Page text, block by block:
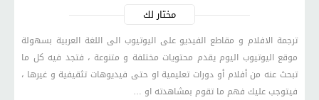
مختار لك
ترجمة الافلام و مقاطع الفيديو على اليوتيوب الى اللغة العربية بسهولة
موقع اليوتيوب اليوم يقدم محتويات مختلفة و متنوعة ، فتجد فيه كل ما
تبحث عنه من أفلام أو دورات تعليمية او حتى فيديوهات تثقيفية و غيرها ،
فيتوجب عليك فهم ما تقوم بمشاهدته او …